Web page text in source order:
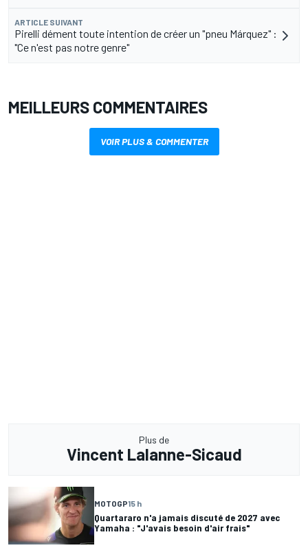
ARTICLE SUIVANT
Pirelli dément toute intention de créer un "pneu Márquez" :
"Ce n'est pas notre genre"
MEILLEURS COMMENTAIRES
VOIR PLUS & COMMENTER
Plus de
Vincent Lalanne-Sicaud
MOTOGP15 h
Quartararo n'a jamais discuté de 2027 avec
Yamaha : "J'avais besoin d'air frais"